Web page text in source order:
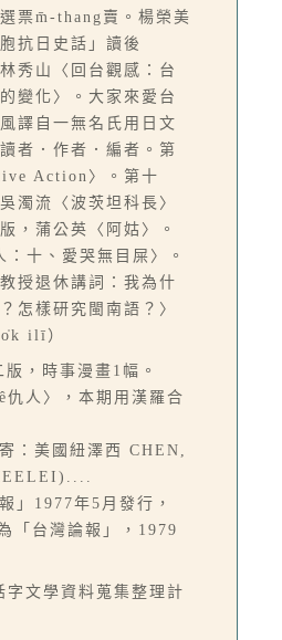
票m̄-thang賣。楊榮美
抗日史話」讀後
秀山〈回台觀感：台
變化〉。大家來愛台
譯自一無名氏用日文
者．作者．編者。第
Action〉。第十
濁流〈波茨坦科長〉
，蒲公英〈阿姑〉。
：十、愛哭無目屎〉。
授退休講詞：我為什
怎樣研究閩南語？〉
ilī）
版，時事漫畫1幅。
仇人〉，本期用漢羅合
：美國紐澤西 CHEN,
」1977年5月發行，
「台灣論報」，1979
字文學資料蒐集整理計